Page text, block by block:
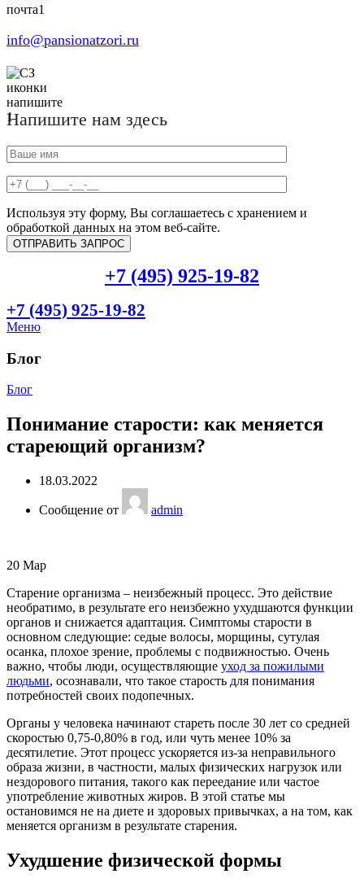
info@pansionatzori.ru
Напишите нам здесь
Используя эту форму, Вы соглашаетесь с хранением и
обработкой данных на этом веб-сайте.
+7 (495) 925-19-82
+7 (495) 925-19-82
Меню
Блог
Блог
Понимание старости: как меняется
стареющий организм?
18.03.2022
Сообщение от admin
20 Мар
Старение организма – неизбежный процесс. Это действие
необратимо, в результате его неизбежно ухудшаются функции
органов и снижается адаптация. Симптомы старости в
основном следующие: седые волосы, морщины, сутулая
осанка, плохое зрение, проблемы с подвижностью. Очень
важно, чтобы люди, осуществляющие уход за пожилыми
людьми, осознавали, что такое старость для понимания
потребностей своих подопечных.
Органы у человека начинают стареть после 30 лет со средней
скоростью 0,75-0,80% в год, или чуть менее 10% за
десятилетие. Этот процесс ускоряется из-за неправильного
образа жизни, в частности, малых физических нагрузок или
нездорового питания, такого как переедание или частое
употребление животных жиров. В этой статье мы
остановимся не на диете и здоровых привычках, а на том, как
меняется организм в результате старения.
Ухудшение физической формы